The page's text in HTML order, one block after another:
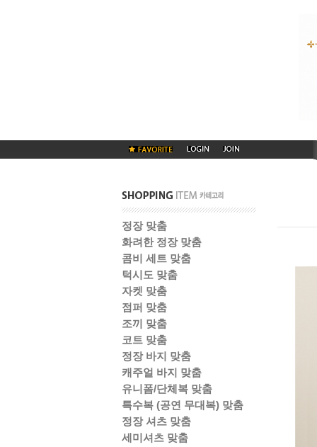
정장 맞춤
화려한 정장 맞춤
콤비 세트 맞춤
턱시도 맞춤
자켓 맞춤
점퍼 맞춤
조끼 맞춤
코트 맞춤
정장 바지 맞춤
캐주얼 바지 맞춤
유니폼/단체복 맞춤
특수복 (공연 무대복) 맞춤
정장 셔츠 맞춤
세미셔츠 맞춤